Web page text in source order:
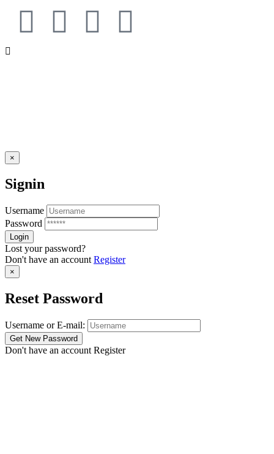
×
Signin
Username
Password
Lost your password?
Don't have an account Register
×
Reset Password
Username or E-mail:
Don't have an account Register